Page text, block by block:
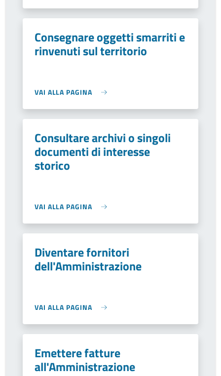
Consegnare oggetti smarriti e
rinvenuti sul territorio
VAI ALLA PAGINA
Consultare archivi o singoli
documenti di interesse
storico
VAI ALLA PAGINA
Diventare fornitori
dell'Amministrazione
VAI ALLA PAGINA
Emettere fatture
all'Amministrazione